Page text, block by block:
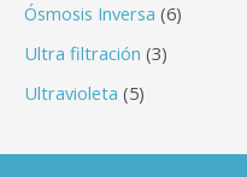
Ósmosis Inversa 6
Ultra filtración 3
Ultravioleta 5